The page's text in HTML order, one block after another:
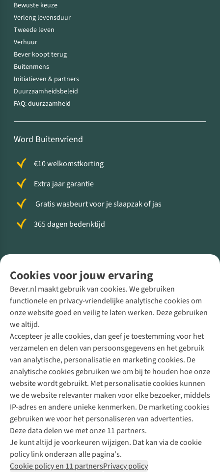
Cookies voor jouw ervaring
Bever.nl maakt gebruik van cookies. We gebruiken
functionele en privacy-vriendelijke analytische cookies om
onze website goed en veilig te laten werken. Deze gebruiken
we altijd.
Accepteer je alle cookies, dan geef je toestemming voor het
verzamelen en delen van persoonsgegevens en het gebruik
van analytische, personalisatie en marketing cookies. De
analytische cookies gebruiken we om bij te houden hoe onze
website wordt gebruikt. Met personalisatie cookies kunnen
we de website relevanter maken voor elke bezoeker, middels
IP-adres en andere unieke kenmerken. De marketing cookies
gebruiken we voor het personaliseren van advertenties.
Deze data delen we met onze 11 partners.
Je kunt altijd je voorkeuren wijzigen. Dat kan via de cookie
policy link onderaan alle pagina's.
Cookie policy en 11 partnersPrivacy policy
Bewuste keuze
Verleng levensduur
Tweede leven
Verhuur
Bever koopt terug
Buitenmens
Initiatieven & partners
Duurzaamheidsbeleid
FAQ: duurzaamheid
Word Buitenvriend
€10 welkomstkorting
Extra jaar garantie
Gratis wasbeurt voor je slaapzak of jas
365 dagen bedenktijd
Direct advies van een Buitenexpert
+31 (0)85 888 50 88
+31 6 12 28 49 80
Contactformulier